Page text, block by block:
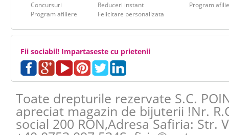
Concursuri
Program afiliere
Reduceri instant
Felicitare personalizata
Program
Fii sociabil! Impartaseste cu prietenii
Toate drepturile rezervate S.C.
apreciat magazin de bijuterii !Nr.
social 200 RON,Adresa Safiria: Str.